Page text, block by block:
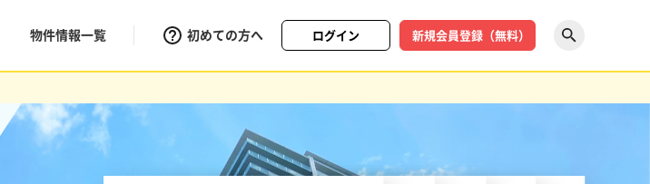
物件情報一覧 初めての方へ ログイン 新規会員登録（無料）